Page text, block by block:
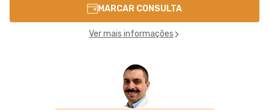
MARCAR CONSULTA
Ver mais informações